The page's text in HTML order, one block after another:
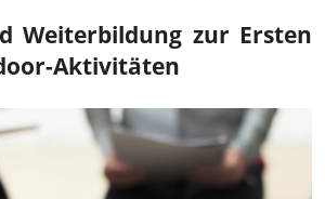
Weiterbildung zur Ersten
Aktivitäten